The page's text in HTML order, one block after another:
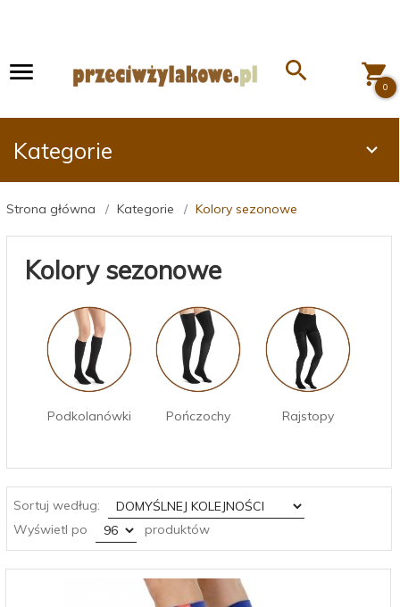
0
Kategorie
Strona główna Kategorie Kolory sezonowe
Kolory sezonowe
Podkolanówki Pończochy Rajstopy
Sortuj według:
sort
Wyświetl po
pop produktów